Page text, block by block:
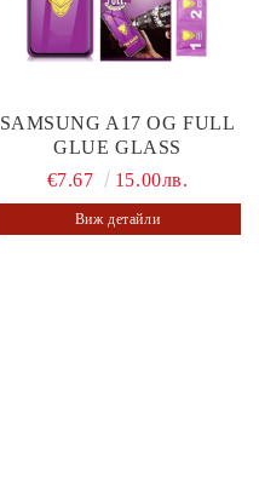
SAMSUNG A17 OG FULL
GLUE GLASS
€7.67
15.00лв.
Виж детайли